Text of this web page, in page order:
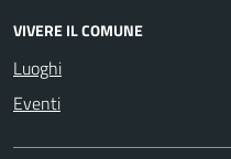
VIVERE IL COMUNE
Luoghi
Eventi